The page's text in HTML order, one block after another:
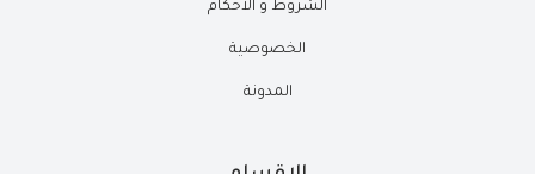
الشروط و الاحكام
الخصوصية
المدونة